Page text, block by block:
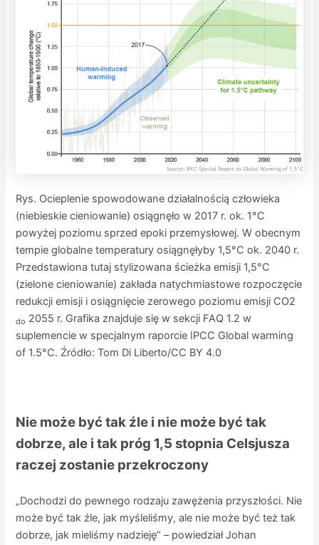
Rys. Ocieplenie spowodowane działalnością człowieka
(niebieskie cieniowanie) osiągnęło w 2017 r. ok. 1°C
powyżej poziomu sprzed epoki przemysłowej. W obecnym
tempie globalne temperatury osiągnęłyby 1,5°C ok. 2040 r.
Przedstawiona tutaj stylizowana ścieżka emisji 1,5°C
(zielone cieniowanie) zakłada natychmiastowe rozpoczęcie
redukcji emisji i osiągnięcie zerowego poziomu emisji CO2
do 2055 r. Grafika znajduje się w sekcji FAQ 1.2 w
suplemencie w specjalnym raporcie IPCC Global warming
of 1.5°C. Źródło: Tom Di Liberto/CC BY 4.0
Nie może być tak źle i nie może być tak
dobrze, ale i tak próg 1,5 stopnia Celsjusza
raczej zostanie przekroczony
„Dochodzi do pewnego rodzaju zawężenia przyszłości. Nie
może być tak źle, jak myśleliśmy, ale nie może być też tak
dobrze, jak mieliśmy nadzieję” – powiedział Johan